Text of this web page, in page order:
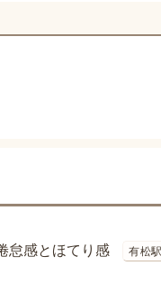
怠感とほてり感 有松